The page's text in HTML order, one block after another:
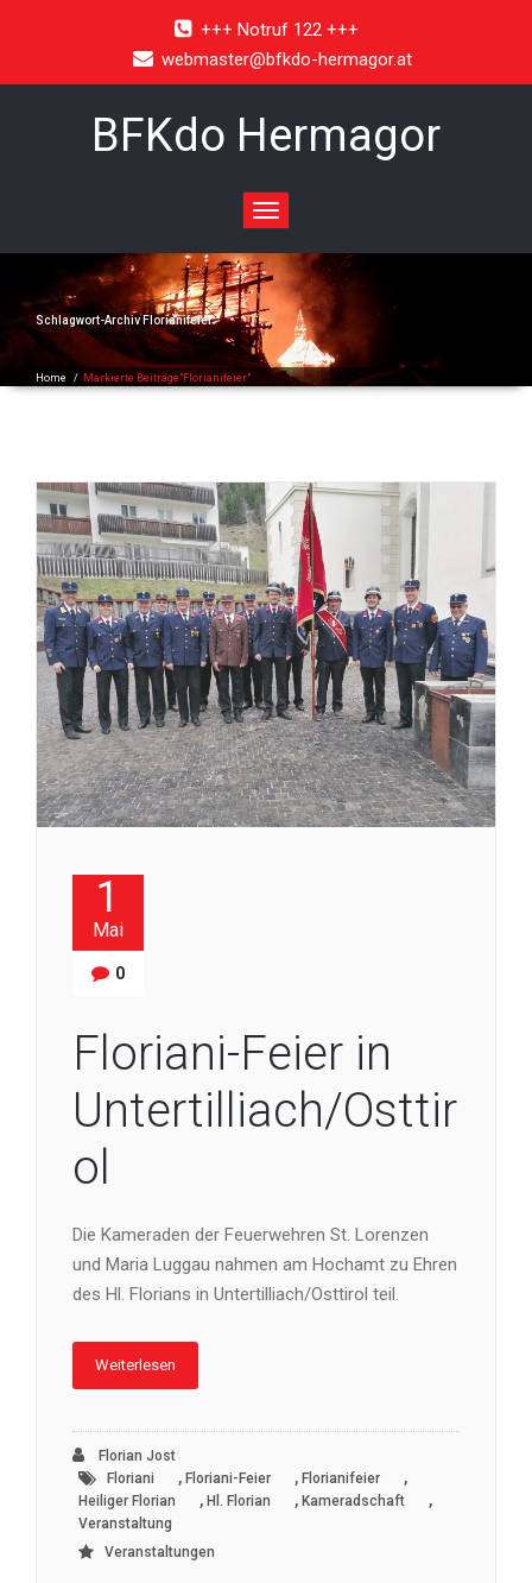
+++ Notruf 122 +++
webmaster@bfkdo-hermagor.at
BFKdo Hermagor
Toggle
navigation
Schlagwort-ArchivFlorianifeier
Home / Markierte Beiträge"Florianifeier"
1
Mai
0
Floriani-Feier in
Untertilliach/Osttir
ol
Die Kameraden der Feuerwehren St. Lorenzen
und Maria Luggau nahmen am Hochamt zu Ehren
des Hl. Florians in Untertilliach/Osttirol teil.
Weiterlesen
Florian Jost
Floriani
, Floriani-Feier , Florianifeier ,
Heiliger Florian , Hl. Florian , Kameradschaft ,
Veranstaltung
Veranstaltungen